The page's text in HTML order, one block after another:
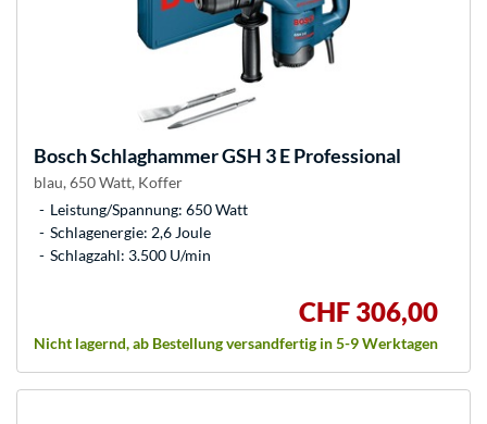
BoschSchlaghammer GSH 3 E Professional
blau, 650 Watt, Koffer
Leistung/Spannung: 650 Watt
Schlagenergie: 2,6 Joule
Schlagzahl: 3.500 U/min
CHF 306,00
Nicht lagernd, ab Bestellung versandfertig in 5-9 Werktagen